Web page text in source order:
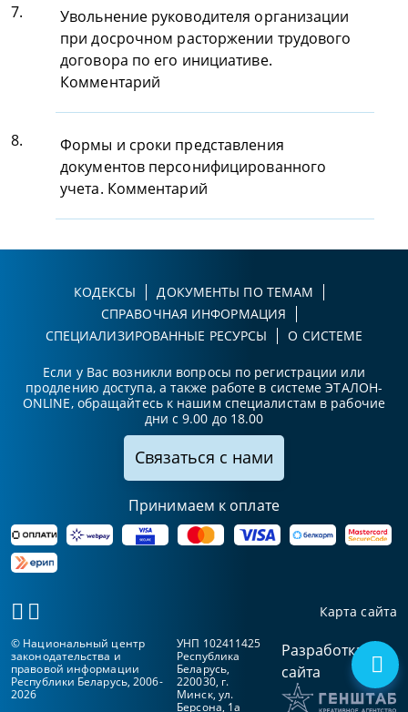
7.
Увольнение руководителя организации
при досрочном расторжении трудового
договора по его инициативе.
Комментарий
8.
Формы и сроки представления
документов персонифицированного
учета. Комментарий
КОДЕКСЫ
ДОКУМЕНТЫ ПО ТЕМАМ
СПРАВОЧНАЯ ИНФОРМАЦИЯ
СПЕЦИАЛИЗИРОВАННЫЕ РЕСУРСЫ
О СИСТЕМЕ
Если у Вас возникли вопросы по регистрации или
продлению доступа, а также работе в системе ЭТАЛОН-
ONLINE, обращайтесь к нашим специалистам в рабочие
дни с 9.00 до 18.00
Связаться с нами
Принимаем к оплате
Карта сайта
© Национальный центр
законодательства и
правовой информации
Республики Беларусь, 2006-
2026
УНП 102411425
Республика
Беларусь,
220030, г.
Минск, ул.
Берсона, 1а
Разработка
сайта